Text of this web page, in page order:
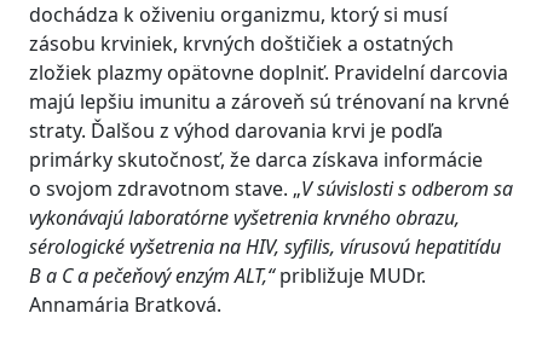
dochádza k oživeniu organizmu, ktorý si musí
zásobu krviniek, krvných doštičiek a ostatných
zložiek plazmy opätovne doplniť. Pravidelní darcovia
majú lepšiu imunitu a zároveň sú trénovaní na krvné
straty. Ďalšou z výhod darovania krvi je podľa
primárky skutočnosť, že darca získava informácie
o svojom zdravotnom stave. „V súvislosti s odberom sa
vykonávajú laboratórne vyšetrenia krvného obrazu,
sérologické vyšetrenia na HIV, syfilis, vírusovú hepatitídu
B a C a pečeňový enzým ALT,“približuje MUDr.
Annamária Bratková.